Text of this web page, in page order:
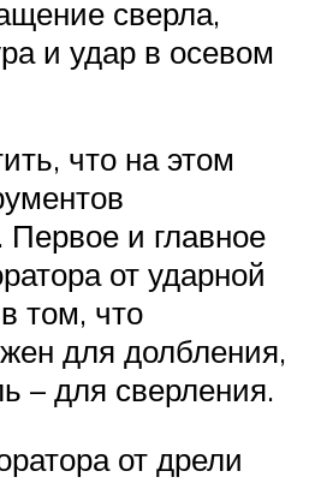
сверла,
и удар в осевом
что на этом
Первое и главное
от ударной
том, что
для долбления,
– для сверления.
от дрели